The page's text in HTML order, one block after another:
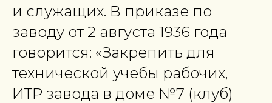
и служащих. В приказе по
заводу от 2 августа 1936 года
говорится: «Закрепить для
технической учебы рабочих,
ИТР завода в доме №7 (клуб)